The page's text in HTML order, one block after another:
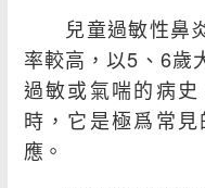
兒童過敏性鼻炎
率較高，以5、6歲
過敏或氣喘的病
時，它是極爲常
應。